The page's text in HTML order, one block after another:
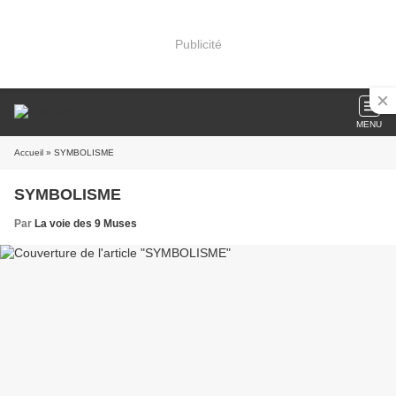
Publicité
MENU
Accueil » SYMBOLISME
SYMBOLISME
Par La voie des 9 Muses